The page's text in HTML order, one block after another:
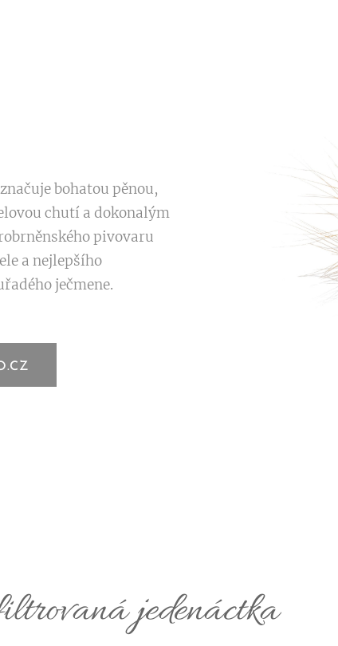
bohatou pěnou,
chutí a dokonalým
pivovaru
a nejlepšího
ječmene.
jedenáctka